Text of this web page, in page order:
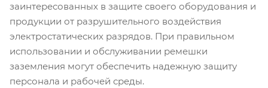
заинтересованных в защите своего оборудования и
продукции от разрушительного воздействия
электростатических разрядов. При правильном
использовании и обслуживании ремешки
заземления могут обеспечить надежную защиту
персонала и рабочей среды.